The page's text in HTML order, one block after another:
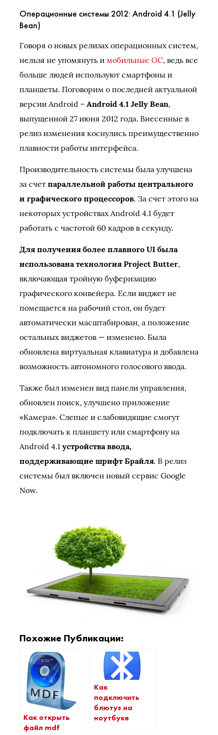
Операционные системы 2012: Android 4.1 (Jelly
Bean)
Говоря о новых релизах операционных систем,
нельзя не упомянуть и мобильные ОС, ведь все
больше людей используют смартфоны и
планшеты. Поговорим о последней актуальной
версии Android – Android 4.1 Jelly Bean,
выпущенной 27 июня 2012 года. Внесенные в
релиз изменения коснулись преимущественно
плавности работы интерфейса.
Производительность системы была улучшена
за счет параллельной работы центрального
и графического процессоров. За счет этого на
некоторых устройствах Android 4.1 будет
работать с частотой 60 кадров в секунду.
Для получения более плавного UI была
использована технология Project Butter,
включающая тройную буферизацию
графического конвейера. Если виджет не
помещается на рабочий стол, он будет
автоматически масштабирован, а положение
остальных виджетов — изменено. Была
обновлена виртуальная клавиатура и добавлена
возможность автономного голосового ввода.
Также был изменен вид панели управления,
обновлен поиск, улучшено приложение
«Камера». Слепые и слабовидящие смогут
подключать к планшету или смартфону на
Android 4.1 устройства ввода,
поддерживающие шрифт Брайля. В релиз
системы был включен новый сервис Google
Now.
Похожие Публикации:
Как открыть
файл mdf
Как
подключить
блютуз на
ноутбуке